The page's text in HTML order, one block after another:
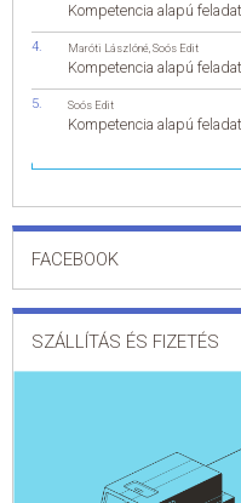
Kompetencia alapú
Maróti Lászlóné Soós Edit
Kompetencia alapú
Soós Edit
Kompetencia alapú
FACEBOOK
SZÁLLÍTÁS ÉS FIZETÉS